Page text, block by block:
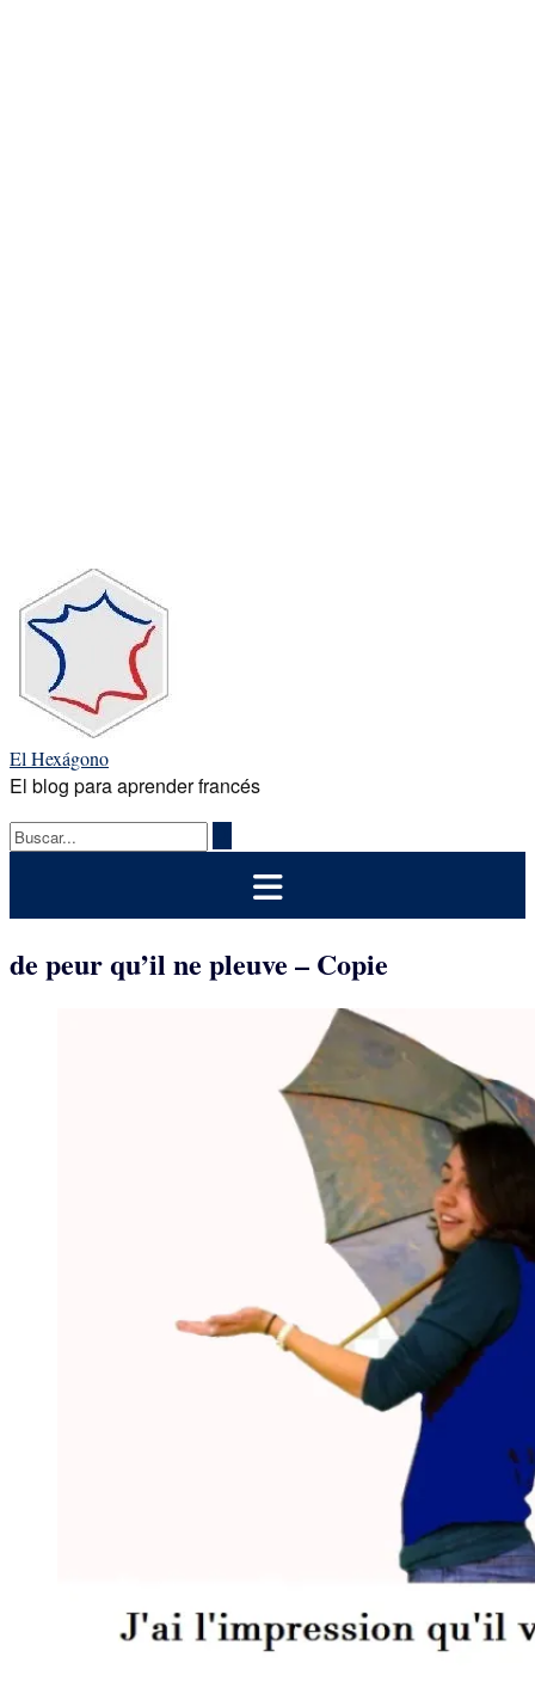
contenido
El Hexágono
El blog para aprender francés
de peur qu’il ne pleuve – Copie